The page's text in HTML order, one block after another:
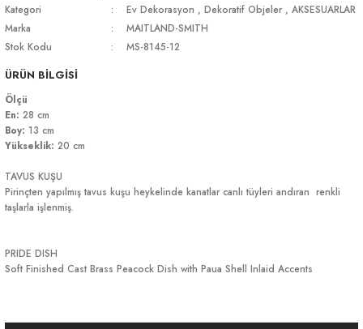
Kategori Ev Dekorasyon , Dekoratif Objeler , AKSESUARLAR
Marka
MAITLAND-SMITH
Stok Kodu
MS-8145-12
ÜRÜN BİLGİSİ
Ölçü
En: 28 cm
Boy: 13 cm
Yükseklik: 20 cm
TAVUS KUŞU
Pirinçten yapılmış tavus kuşu heykelinde kanatlar canlı tüyleri andıran renkli
taşlarla işlenmiş.
PRIDE DISH
Soft Finished Cast Brass Peacock Dish with Paua Shell Inlaid Accents